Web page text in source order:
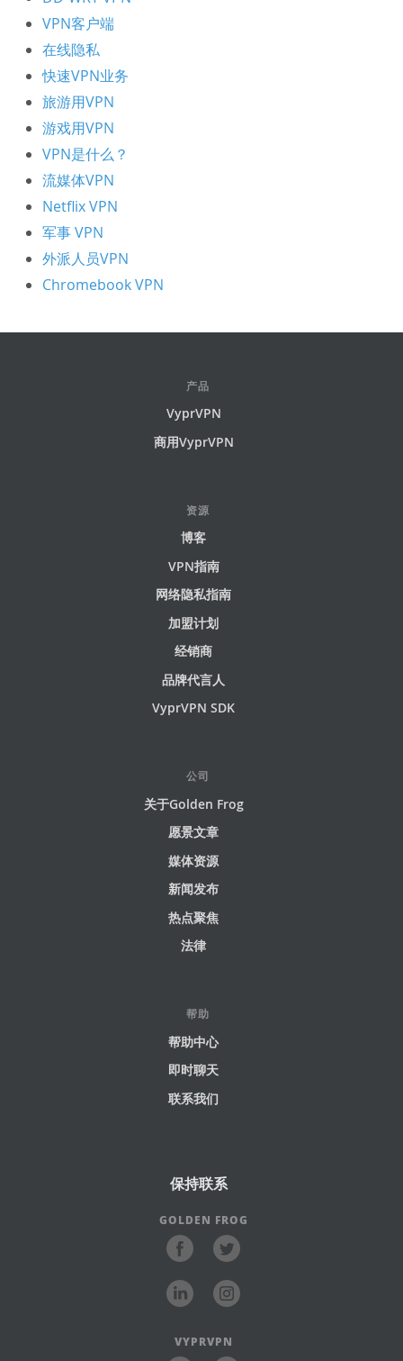
VPN客户端
在线隐私
快速VPN业务
旅游用VPN
游戏用VPN
VPN是什么？
流媒体VPN
Netflix VPN
军事 VPN
外派人员VPN
Chromebook VPN
产品
VyprVPN
商用VyprVPN
资源
博客
VPN指南
网络隐私指南
加盟计划
经销商
品牌代言人
VyprVPN SDK
公司
关于Golden Frog
愿景文章
媒体资源
新闻发布
热点聚焦
法律
帮助
帮助中心
即时聊天
联系我们
保持联系
GOLDEN FROG
VYPRVPN